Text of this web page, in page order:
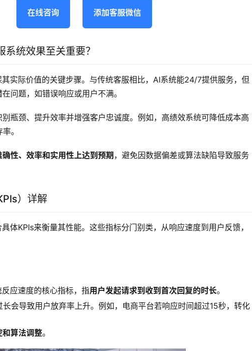
在线咨询 添加客服微信
统效果至关重要？
实际价值的关键步骤。与传统客服相比，AI系统能24/7提供服务，但
问题，如错误响应或用户不满。
瓶颈、提升效率并增强客户忠诚度。例如，高绩效系统可降低成本高
。
性、效率和实用性上达到预期 ，避免因数据偏差或算法缺陷导致服务
）详解
体KPIs来衡量其性能。这些指标分门别类，从响应速度到用户反馈，
应速度的核心指标，指用户发起请求到收到首次回复的时长。
会导致用户放弃率上升。例如，电商平台若响应时间超过15秒，转化
和算法调整。